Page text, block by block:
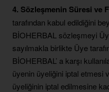
4. Sözleşmenin Süresi ve
tarafından kabul edildiğini
BİOHERBAL sözleşmeyi
sayılmakla birlikte Üye
BİOHERBAL’ a karşı
üyenin üyeliğini iptal etmesi
üyeliğinin iptal edilmesine